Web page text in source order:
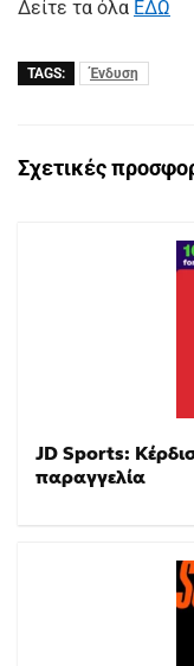
Δείτε τα όλα ΕΔΩ
TAGS: Ένδυση
Σχετικές
JD Sports:
παραγγελία